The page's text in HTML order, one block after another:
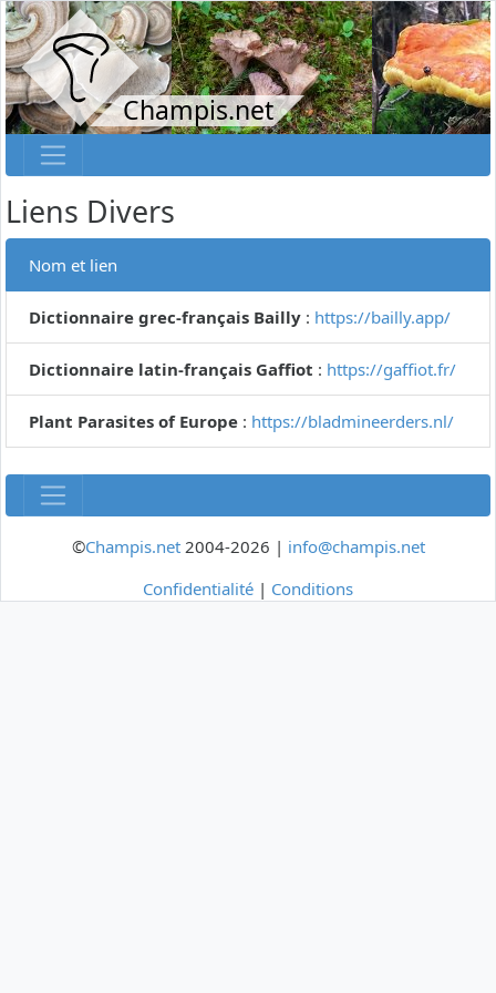
Champis.net
Liens Divers
Nom et lien
Dictionnaire grec-français Bailly : https://bailly.app/
Dictionnaire latin-français Gaffiot : https://gaffiot.fr/
Plant Parasites of Europe : https://bladmineerders.nl/
©Champis.net2004-2026 | info@champis.net
Confidentialité | Conditions